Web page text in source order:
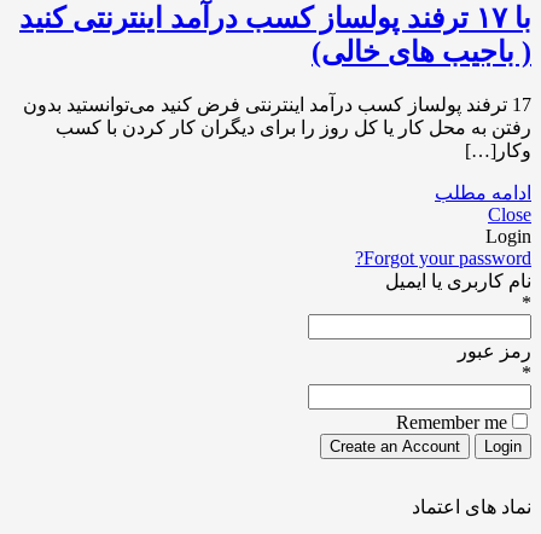
با ۱۷ ترفند پولساز کسب درآمد اینترنتی کنید
( باجیب های خالی)
17 ترفند پولساز کسب درآمد اینترنتی فرض کنید می‌توانستید بدون
رفتن به محل کار یا کل روز را برای دیگران کار کردن با کسب
وکار[…]
ادامه مطلب
Close
Login
Forgot your password?
نام کاربری یا ایمیل
*
رمز عبور
*
Remember me
نماد های اعتماد